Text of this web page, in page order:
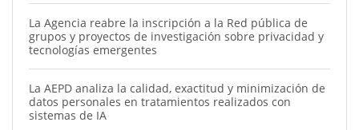
La Agencia reabre la inscripción a la Red pública de
grupos y proyectos de investigación sobre privacidad y
tecnologías emergentes
La AEPD analiza la calidad, exactitud y minimización de
datos personales en tratamientos realizados con
sistemas de IA